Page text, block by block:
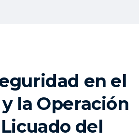
en el
la Operación
del